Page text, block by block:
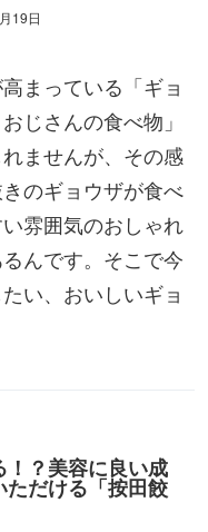
19日
まっている「ギョ
じさんの食べ物」
ませんが、その感
のギョウザが食べ
雰囲気のおしゃれ
んです。そこで今
い、おいしいギョ
？美容に良い成
だける「按田餃